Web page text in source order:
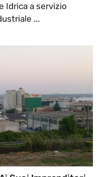
Idrica a servizio
...